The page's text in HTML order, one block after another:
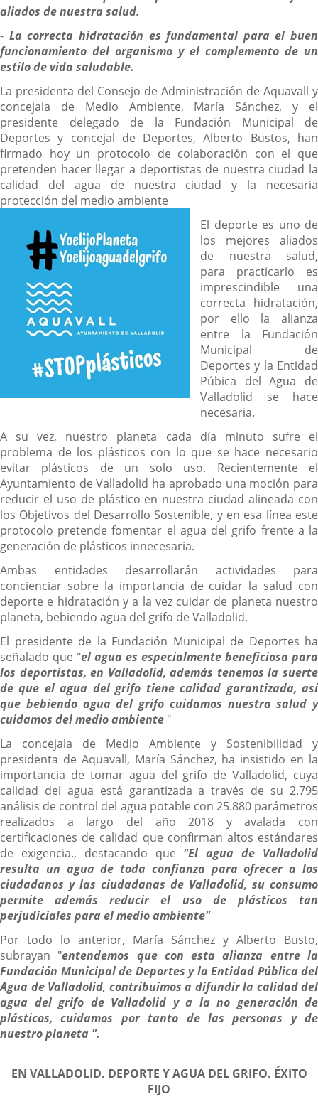
aliados de nuestra salud.
- La correcta hidratación es fundamental para el buen
funcionamiento del organismo y el complemento de un
estilo de vida saludable.
La presidenta del Consejo de Administración de Aquavall y
concejala de Medio Ambiente, María Sánchez, y el
presidente delegado de la Fundación Municipal de
Deportes y concejal de Deportes, Alberto Bustos, han
firmado hoy un protocolo de colaboración con el que
pretenden hacer llegar a deportistas de nuestra ciudad la
calidad del agua de nuestra ciudad y la necesaria
protección del medio ambiente
El deporte es uno de
los mejores aliados
de nuestra salud,
para practicarlo es
imprescindible una
correcta hidratación,
por ello la alianza
entre la Fundación
Municipal de
Deportes y la Entidad
Púbica del Agua de
Valladolid se hace
necesaria.
A su vez, nuestro planeta cada día minuto sufre el
problema de los plásticos con lo que se hace necesario
evitar plásticos de un solo uso. Recientemente el
Ayuntamiento de Valladolid ha aprobado una moción para
reducir el uso de plástico en nuestra ciudad alineada con
los Objetivos del Desarrollo Sostenible, y en esa línea este
protocolo pretende fomentar el agua del grifo frente a la
generación de plásticos innecesaria.
Ambas entidades desarrollarán actividades para
concienciar sobre la importancia de cuidar la salud con
deporte e hidratación y a la vez cuidar de planeta nuestro
planeta, bebiendo agua del grifo de Valladolid.
El presidente de la Fundación Municipal de Deportes ha
señalado que "el agua es especialmente beneficiosa para
los deportistas, en Valladolid, además tenemos la suerte
de que el agua del grifo tiene calidad garantizada, así
que bebiendo agua del grifo cuidamos nuestra salud y
cuidamos del medio ambiente "
La concejala de Medio Ambiente y Sostenibilidad y
presidenta de Aquavall, María Sánchez, ha insistido en la
importancia de tomar agua del grifo de Valladolid, cuya
calidad del agua está garantizada a través de su 2.795
análisis de control del agua potable con 25.880 parámetros
realizados a largo del año 2018 y avalada con
certificaciones de calidad que confirman altos estándares
de exigencia., destacando que "El agua de Valladolid
resulta un agua de toda confianza para ofrecer a los
ciudadanos y las ciudadanas de Valladolid, su consumo
permite además reducir el uso de plásticos tan
perjudiciales para el medio ambiente"
Por todo lo anterior, María Sánchez y Alberto Busto,
subrayan "entendemos que con esta alianza entre la
Fundación Municipal de Deportes y la Entidad Pública del
Agua de Valladolid, contribuimos a difundir la calidad del
agua del grifo de Valladolid y a la no generación de
plásticos, cuidamos por tanto de las personas y de
nuestro planeta ".
EN VALLADOLID. DEPORTE Y AGUA DEL GRIFO. ÉXITO
FIJO